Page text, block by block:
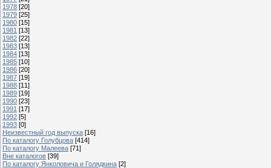
1978 [20]
1979 [25]
1980 [15]
1981 [13]
1982 [22]
1983 [13]
1984 [13]
1985 [10]
1986 [20]
1987 [19]
1988 [11]
1989 [19]
1990 [23]
1991 [17]
1992 [5]
1993 [0]
Неизвестный год выпуска [16]
По каталогу Голубцова [414]
По каталогу Малеева [71]
Вне каталогов [39]
По каталогу Янколовича и Голядкина [2]